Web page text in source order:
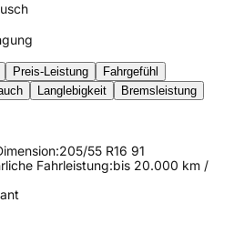
Preis-Leistung
Fahrgefühl
Langlebigkeit Bremsleistung
205/55 R16 91
Fahrleistung:bis 20.000 km /